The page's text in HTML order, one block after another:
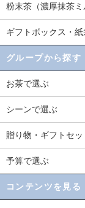
粉末茶（濃厚抹茶ミ
ギフトボックス・
グループから探す
お茶で選ぶ
シーンで選ぶ
贈り物・ギフトセ
予算で選ぶ
コンテンツを見る